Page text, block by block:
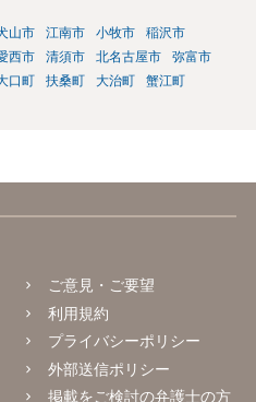
山市 江南市 小牧市
稲沢市
西市 清須市 北名古屋市
弥富市
口町 扶桑町 大治町
蟹江町
ご意見・ご要望
利用規約
プライバシーポリシー
外部送信ポリシー
掲載をご検討の弁護士の方